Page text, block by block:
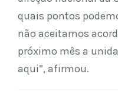
quais pontos
não aceitamos
próximo mês a
aqui”, afirmou.